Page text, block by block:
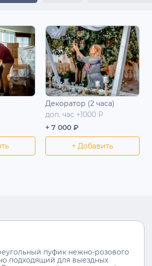
Декоратор (2 часа)
доп. час +1000 Р
+ 7 000 ₽
+ Добавить
пуфик нежно-розового
подходящий для выездных